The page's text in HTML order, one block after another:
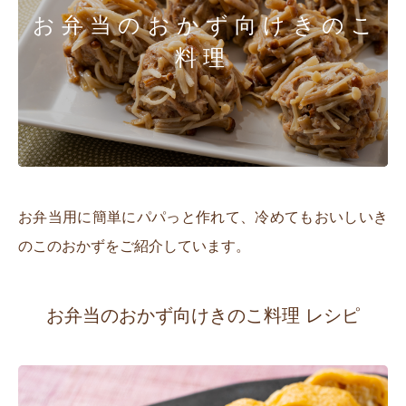
お弁当のおかず向けきのこ
料理
お弁当用に簡単にパパっと作れて、冷めてもおいしいき
のこのおかずをご紹介しています。
お弁当のおかず向けきのこ料理 レシピ